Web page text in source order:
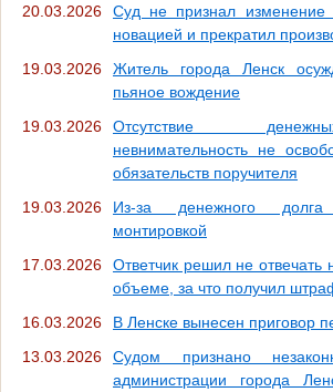
20.03.2026
Суд не признал изменение
новацией и прекратил
19.03.2026
Житель города Ленск
пьяное вождение
19.03.2026
Отсутствие
невнимательность не
обязательств поручителя
19.03.2026
Из-за денежного
монтировкой
17.03.2026
Ответчик решил не отвечать
объеме, за что получил
16.03.2026
В Ленске вынесен приговор
13.03.2026
Судом признано
администрации города